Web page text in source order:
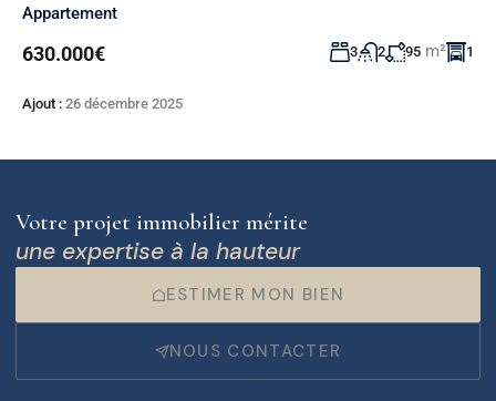
Appartement
630.000€ 3 2 95 m² 1
Ajout : 26 décembre 2025
Votre projet immobilier mérite
une expertise à la hauteur
ESTIMER MON BIEN
NOUS CONTACTER